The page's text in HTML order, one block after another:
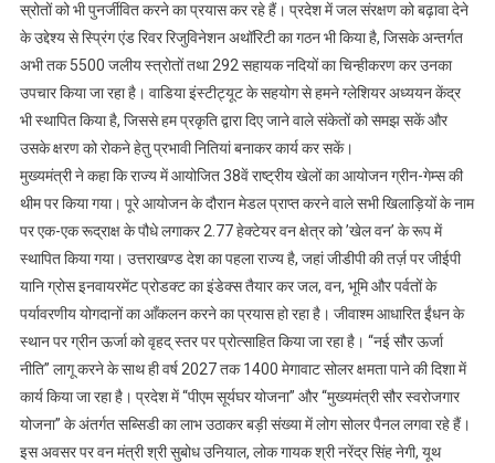
सामने
खड़ा
है:
मुख्यमंत्री
स्रोतों को भी पुनर्जीवित करने का प्रयास कर रहे हैं। प्रदेश में जल संरक्षण को बढ़ावा देने
के उद्देश्य से स्प्रिंग एंड रिवर रिजुविनेशन अथॉरिटी का गठन भी किया है, जिसके अन्तर्गत
अभी तक 5500 जलीय स्त्रोतों तथा 292 सहायक नदियों का चिन्हीकरण कर उनका
उपचार किया जा रहा है। वाडिया इंस्टीट्यूट के सहयोग से हमने ग्लेशियर अध्ययन केंद्र
भी स्थापित किया है, जिससे हम प्रकृति द्वारा दिए जाने वाले संकेतों को समझ सकें और
उसके क्षरण को रोकने हेतु प्रभावी नितियां बनाकर कार्य कर सकें।
मुख्यमंत्री ने कहा कि राज्य में आयोजित 38वें राष्ट्रीय खेलों का आयोजन ग्रीन-गेम्स की
थीम पर किया गया। पूरे आयोजन के दौरान मेडल प्राप्त करने वाले सभी खिलाड़ियों के नाम
पर एक-एक रूद्राक्ष के पौधे लगाकर 2.77 हेक्टेयर वन क्षेत्र को ’खेल वन’ के रूप में
स्थापित किया गया। उत्तराखण्ड देश का पहला राज्य है, जहां जीडीपी की तर्ज़ पर जीईपी
यानि ग्रोस इनवायरमेंट प्रोडक्ट का इंडेक्स तैयार कर जल, वन, भूमि और पर्वतों के
पर्यावरणीय योगदानों का आँकलन करने का प्रयास हो रहा है। जीवाश्म आधारित ईंधन के
स्थान पर ग्रीन ऊर्जा को वृहद् स्तर पर प्रोत्साहित किया जा रहा है। “नई सौर ऊर्जा
नीति” लागू करने के साथ ही वर्ष 2027 तक 1400 मेगावाट सोलर क्षमता पाने की दिशा में
कार्य किया जा रहा है। प्रदेश में “पीएम सूर्यघर योजना” और “मुख्यमंत्री सौर स्वरोजगार
योजना” के अंतर्गत सब्सिडी का लाभ उठाकर बड़ी संख्या में लोग सोलर पैनल लगवा रहे हैं।
इस अवसर पर वन मंत्री श्री सुबोध उनियाल, लोक गायक श्री नरेंद्र सिंह नेगी, यूथ